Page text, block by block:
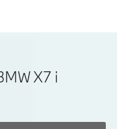
X7 i